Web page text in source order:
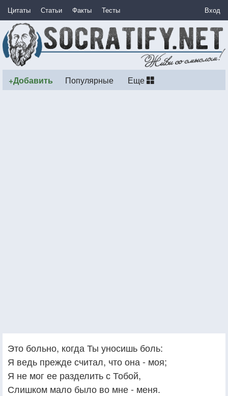
Цитаты Статьи Факты Тесты Вход
+Добавить Популярные Еще
Это больно, когда Ты уносишь боль:
Я ведь прежде считал, что она - моя;
Я не мог ее разделить с Тобой,
Слишком мало было во мне - меня.